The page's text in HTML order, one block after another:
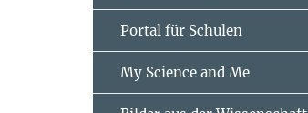
Portal für Schulen
My Science and Me